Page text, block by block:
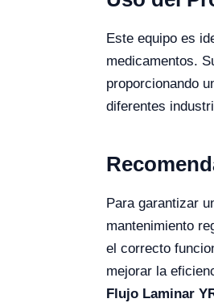
Este equipo es
medicamentos.
proporcionando
diferentes
Para garantizar
mantenimiento
el correcto
mejorar la
Flujo Laminar